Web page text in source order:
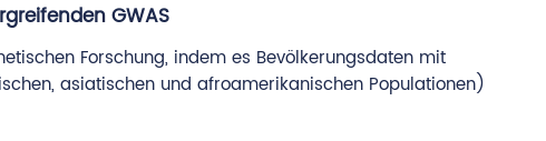
GWAS
Forschung, indem es Bevölkerungsdaten mit
asiatischen und afroamerikanischen Populationen)